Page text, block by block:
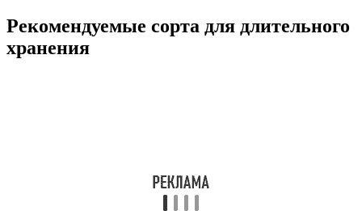
Рекомендуемые сорта для длительного
хранения